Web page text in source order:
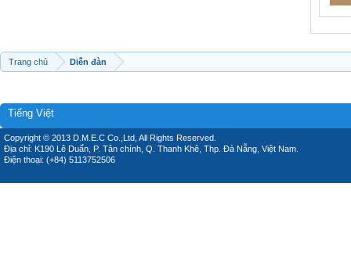
Trang chủ Diễn đàn
Tiếng Việt
Copyright © 2013 D.M.E.C Co.,Ltd, All Rights Reserved.
Địa chỉ: K190 Lê Duẩn, P. Tân chính, Q. Thanh Khê, Thp. Đà Nẵng, Việt Nam.
Điện thoại: (+84) 5113752506